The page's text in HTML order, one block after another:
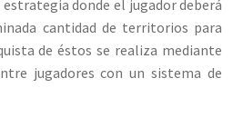
estrategia donde el jugador deberá
cantidad de territorios para
de éstos se realiza mediante
jugadores con un sistema de